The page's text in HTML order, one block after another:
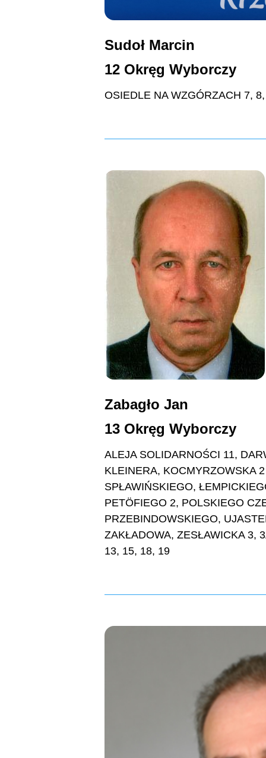
Sudoł Marcin
12 Okręg Wyborczy
OSIEDLE NA WZGÓRZACH 7,
Zabagło Jan
13 Okręg Wyborczy
ALEJA SOLIDARNOŚCI 11,
KLEINERA, KOCMYRZOWSKA
SPŁAWIŃSKIEGO,
PETÖFIEGO 2, POLSKIEGO
PRZEBINDOWSKIEGO,
ZAKŁADOWA, ZESŁAWICKA 3,
13, 15, 18, 19